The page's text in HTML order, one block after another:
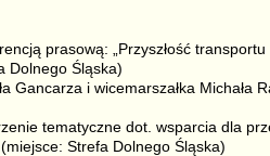
prasową: „Przyszłość
Dolnego Śląska)
Gancarza i wicemarszałka Michała
tematyczne dot. wsparcia dla
Strefa Dolnego Śląska)